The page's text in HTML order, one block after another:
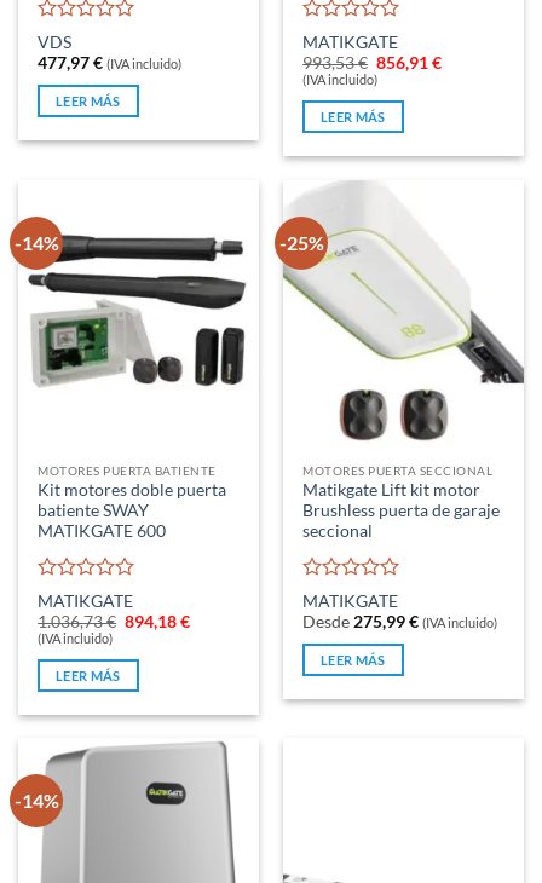
Valorado
con
0
de
5
VDS
477,97€ (IVA incluido)
LEER MÁS
Valorado
con
0
MATIKGATE
993,53€ El
precio
era:
993,53 €.
856,91€El
(IVA incluido)
LEER MÁS
-14%
MOTORES PUERTA BATIENTE
Kit motores doble puerta
batiente SWAY
MATIKGATE 600
Valorado
con
0
MATIKGATE
1.036,73€ El
precio
era:
894,18€El
(IVA incluido)
LEER MÁS
-25%
MOTORES PUERTA SECCIONAL
Matikgate Lift kit motor
Brushless puerta de garaje
seccional
Valorado
con
0
de
5
MATIKGATE
Desde 275,99€ (IVA incluido)
LEER MÁS
-14%